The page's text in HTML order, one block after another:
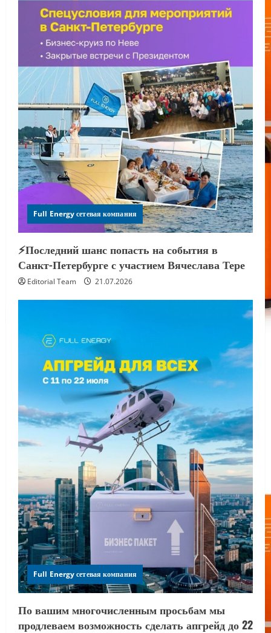
Full Energy сетевая компания
⚡️Последний шанс попасть на события в
Санкт-Петербурге с участием Вячеслава Тере
Editorial Team 21.07.2026
Full Energy сетевая компания
По вашим многочисленным просьбам мы
продлеваем возможность сделать апгрейд до 22